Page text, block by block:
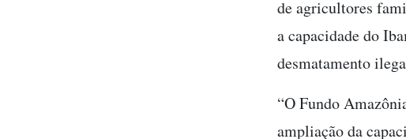
de agricultores
a capacidade do
desmatamento
“O Fundo
ampliação da